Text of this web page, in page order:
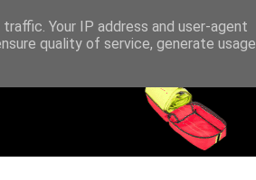
Your IP address and user-agent
quality of service, generate usage